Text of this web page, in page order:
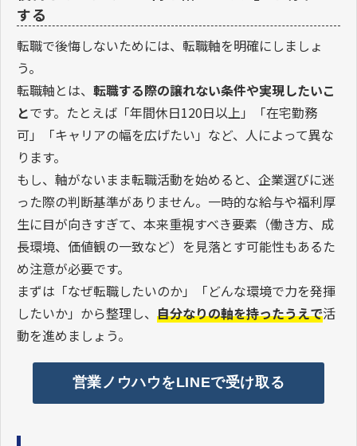
する
転職で後悔しないためには、転職軸を明確にしましょ
う。
転職軸とは、 転職する際の譲れない条件や実現したいこ
とです。たとえば「年間休日120日以上」「在宅勤務
可」「キャリアの幅を広げたい」など、人によって異な
ります。
もし、軸がないまま転職活動を始めると、企業選びに迷
った際の判断基準がありません。一時的な給与や福利厚
生に目が向きすぎて、本来重視すべき要素（働き方、成
長環境、価値観の一致など）を見落とす可能性もあるた
め注意が必要です。
まずは「なぜ転職したいのか」「どんな環境で力を発揮
したいか」から整理し、 自分なりの軸を持ったうえで活
動を進めましょう。
営業ノウハウをLINEで受け取る